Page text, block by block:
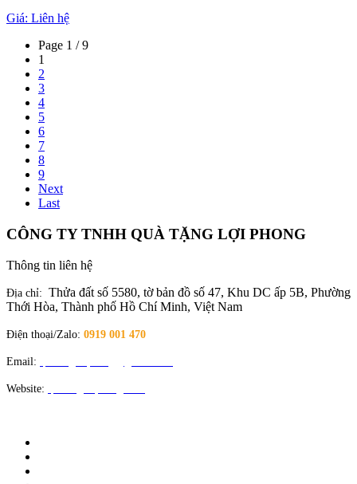
Giá: Liên hệ
Page 1 / 9
1
2
3
4
5
6
7
8
9
Next
Last
CÔNG TY TNHH QUÀ TẶNG LỢI PHONG
Thông tin liên hệ
Địa chỉ: Thửa đất số 5580, tờ bản đồ số 47, Khu DC ấp 5B, Phường
Thới Hòa, Thành phố Hồ Chí Minh, Việt Nam
Điện thoại/Zalo: 0919 001 470
Email:
Website: